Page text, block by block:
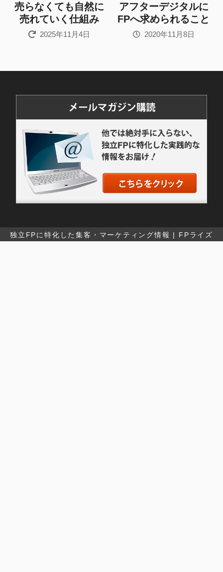
売らなくても自然に
売れていく仕組み
2025年11月4日
アフターデジタルに
FPへ求められること
2020年11月8日
独立FPに特化した集客・マーケティング情報 | FPライズ